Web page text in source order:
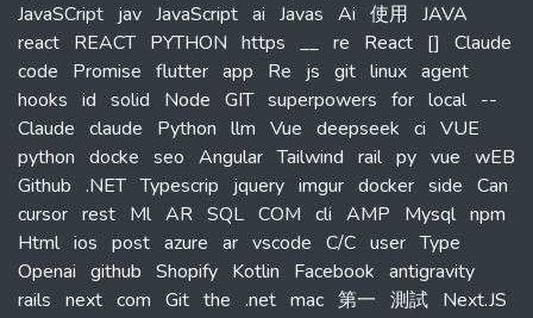
JavaSCript jav JavaScript ai Javas Ai 使用 JAVA
react REACT PYTHON https __ re React []
Claude
code
Promise flutter app Re js git linux agent
hooks id solid Node GIT superpowers for local --
Claude claude Python llm Vue deepseek ci VUE
python docke seo Angular Tailwind rail py vue wEB
Github .NET Typescrip jquery imgur docker side Can
cursor rest Ml AR SQL COM cli AMP Mysql npm
Html ios post azure ar vscode C/C user Type
Openai github Shopify Kotlin Facebook antigravity
rails next com Git the .net mac 第一 測試 Next.JS